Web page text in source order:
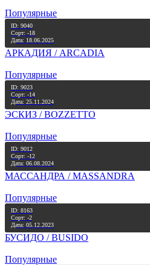
Популярные
ID: 9040
Сорт: -18
Дата: 18.06.2025
АРКАДИЯ / ARCADIA
Популярные
ID: 9023
Сорт: -14
Дата: 25.11.2024
ЭСКИЗ / BOZZETTO
Популярные
ID: 9012
Сорт: -12
Дата: 06.08.2024
МАССАНДРА / MASSANDRA
Популярные
ID: 8163
Сорт: -2
Дата: 05.12.2023
БУСИДО / BUSIDO
Популярные